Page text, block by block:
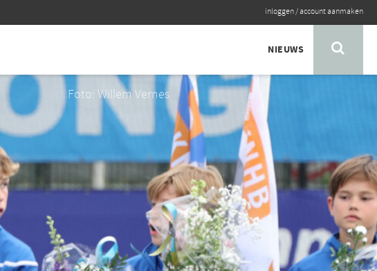
inloggen/account aanmaken
NIEUWS
Foto: Willem Vernes